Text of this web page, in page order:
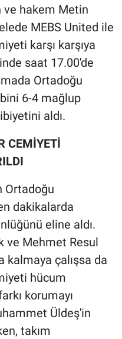
ve hakem Metin
MEBS United ile
karşı karşıya
saat 17.00'de
Ortadoğu
6-4 mağlup
aldı.
CEMİYETİ
Ortadoğu
dakikalarda
eline aldı.
ve Mehmet Resul
kalmaya çalışsa da
hücum
korumayı
Üldeş'in
takım